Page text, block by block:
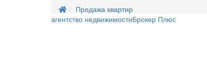
Продажа квартир
агентство недвижимостиБрокер Плюс